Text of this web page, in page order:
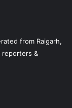
from Raigarh,
reporters &